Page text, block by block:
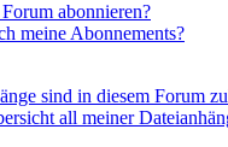
abonnieren?
meine Abonnements?
sind in diesem Forum
all meiner